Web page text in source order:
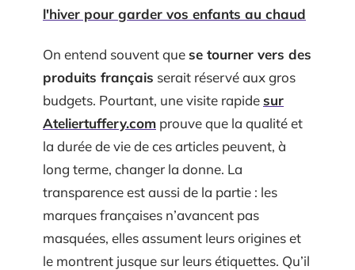
l'hiver pour garder vos enfants au chaud
On entend souvent quese tourner vers des
produits français serait réservé aux gros
budgets. Pourtant, une visite rapidesur
Ateliertuffery.com prouve que la qualité et
la durée de vie de ces articles peuvent, à
long terme, changer la donne. La
transparence est aussi de la partie : les
marques françaises n’avancent pas
masquées, elles assument leurs origines et
le montrent jusque sur leurs étiquettes. Qu’il